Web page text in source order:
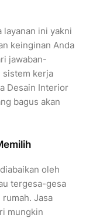
ini yakni
keinginan Anda
jawaban-
sistem kerja
Desain Interior
bagus akan
oleh
tergesa-gesa
Jasa
mungkin